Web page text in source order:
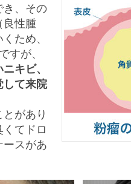
き、その
良性腫
ため、
すが、
キビ、
して来院
があり
てドロ
ースがあ